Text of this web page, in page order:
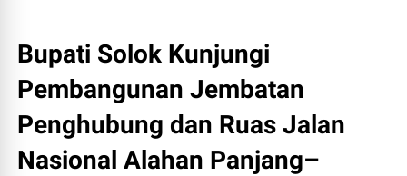
Bupati Solok Kunjungi
Pembangunan Jembatan
Penghubung dan Ruas Jalan
Nasional Alahan Panjang–